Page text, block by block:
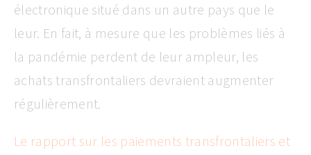
électronique situé dans un autre pays que le
leur. En fait, à mesure que les problèmes liés à
la pandémie perdent de leur ampleur, les
achats transfrontaliers devraient augmenter
régulièrement.
Le rapport sur les paiements transfrontaliers et